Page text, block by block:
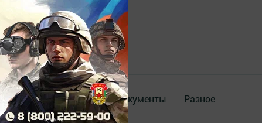
Актуальное видео Документы Разное